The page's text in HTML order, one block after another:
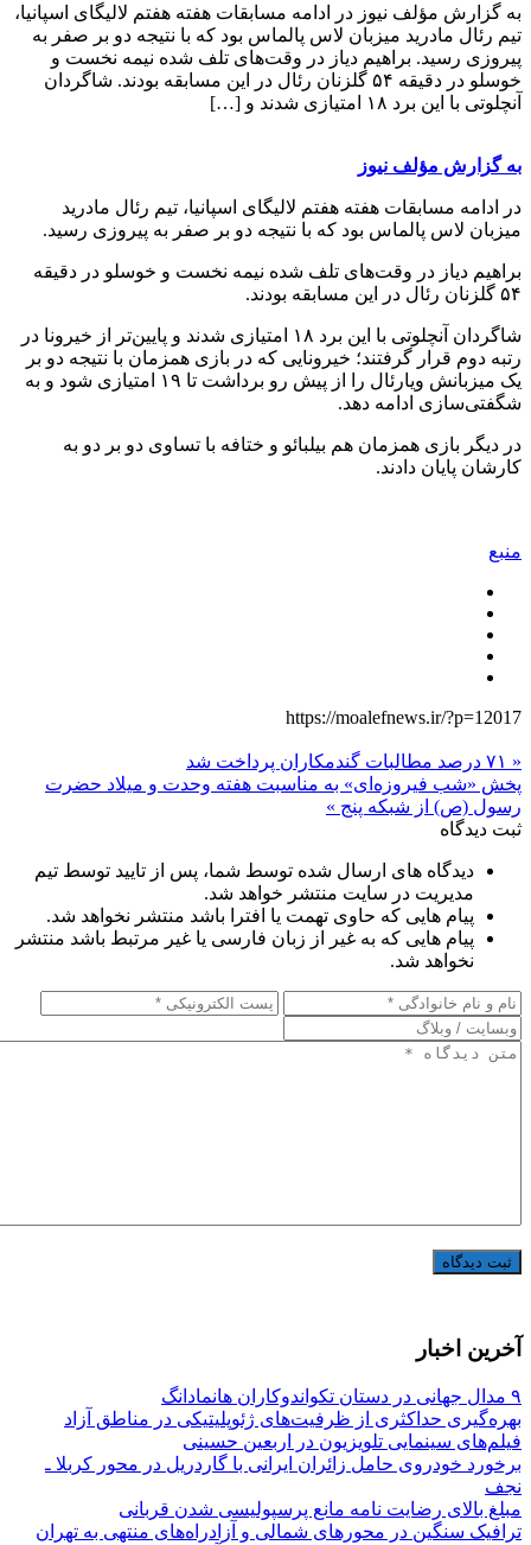
به گزارش مؤلف نیوز در ادامه مسابقات هفته هفتم لالیگای اسپانیا،
تیم رئال مادرید میزبان لاس پالماس بود که با نتیجه دو بر صفر به
پیروزی رسید. براهیم دیاز در وقت‌های تلف شده نیمه نخست و
خوسلو در دقیقه ۵۴ گلزنان رئال در این مسابقه بودند. شاگردان
آنچلوتی با این برد ۱۸ امتیازی شدند و […]
به گزارش مؤلف نیوز
در ادامه مسابقات هفته هفتم لالیگای اسپانیا، تیم رئال مادرید
میزبان لاس پالماس بود که با نتیجه دو بر صفر به پیروزی رسید.
براهیم دیاز در وقت‌های تلف شده نیمه نخست و خوسلو در دقیقه
۵۴ گلزنان رئال در این مسابقه بودند.
شاگردان آنچلوتی با این برد ۱۸ امتیازی شدند و پایین‌تر از خیرونا در
رتبه دوم قرار گرفتند؛ خیرونایی که در بازی همزمان با نتیجه دو بر
یک میزبانش ویارئال را از پیش رو برداشت تا ۱۹ امتیازی شود و به
شگفتی‌سازی ادامه دهد.
در دیگر بازی همزمان هم بیلبائو و ختافه با تساوی دو بر دو به
کارشان پایان دادند.
منبع
https://moalefnews.ir/?p=12017
« ۷۱ درصد مطالبات گندمکاران پرداخت شد
پخش «شب فیروزه‌ای» به مناسبت هفته وحدت و میلاد حضرت
رسول (ص) از شبکه پنج »
ثبت دیدگاه
دیدگاه های ارسال شده توسط شما، پس از تایید توسط تیم
مدیریت در سایت منتشر خواهد شد.
پیام هایی که حاوی تهمت یا افترا باشد منتشر نخواهد شد.
پیام هایی که به غیر از زبان فارسی یا غیر مرتبط باشد منتشر
نخواهد شد.
آخرین اخبار
۹ مدال جهانی در دستان تکواندوکاران هانمادانگ
بهره‌گیری حداکثری از ظرفیت‌های ژئوپلیتیکی در مناطق آزاد
فیلم‌های سینمایی تلویزیون در اربعین حسینی
برخورد خودروی حامل زائران ایرانی با گاردریل در محور کربلا ـ
نجف
مبلغ بالای رضایت نامه مانع پرسپولیسی شدن قربانی
ترافیک سنگین در محورهای شمالی و آزادراه‌های منتهی به تهران